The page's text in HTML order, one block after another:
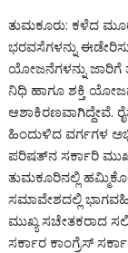
ತುಮಕೂರು: ಕಳೆದ
ಭರವಸೆಗಳನ್ನು
ಯೋಜನೆಗಳನ್ನು ಜಾರಿಗೆ
ನಿಧಿ ಹಾಗೂ ಶಕ್ತಿ
ಆಶಾಕಿರಣವಾಗಿದ್ದೇವೆ.
ಹಿಂದುಳಿದ ವರ್ಗಗಳ
ಪರಿಷತ್‌ನ ಸರ್ಕಾರಿ
ತುಮಕೂರಿನಲ್ಲಿ
ಸಮಾವೇಶದಲ್ಲಿ
ಮುಖ್ಯ ಸಚೇತಕರಾದ
ಸರ್ಕಾರ ಕಾಂಗ್ರೆಸ್